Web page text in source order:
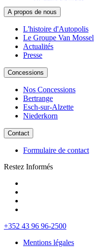
A propos de nous
L'histoire d'Autopolis
Le Groupe Van Mossel
Actualités
Presse
Concessions
Nos Concessions
Bertrange
Esch-sur-Alzette
Niederkorn
Contact
Formulaire de contact
Restez Informés
+352 43 96 96-2500
Mentions légales